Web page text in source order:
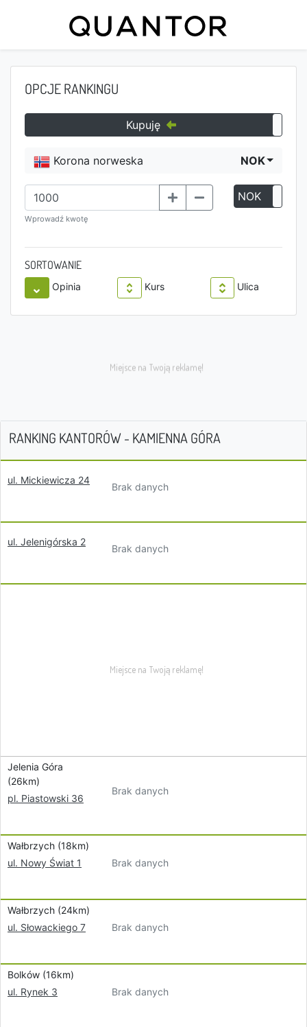
OPCJE RANKINGU
Kupuję
Korona norweska NOK
Wprowadź kwotę
NOK
SORTOWANIE
Opinia Kurs Ulica
RANKING KANTORÓW - KAMIENNA GÓRA
ul. Mickiewicza 24
Brak danych
ul. Jelenigórska 2
Brak danych
Jelenia Góra
(26km)
pl. Piastowski 36
Brak danych
Wałbrzych (18km)
ul. Nowy Świat 1
Brak danych
Wałbrzych (24km)
ul. Słowackiego 7
Brak danych
Bolków (16km)
ul. Rynek 3
Brak danych